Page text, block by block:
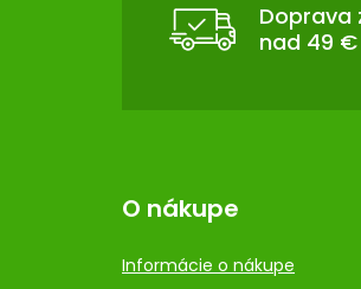
Doprava
nad 49 €
O nákupe
Informácie o nákupe